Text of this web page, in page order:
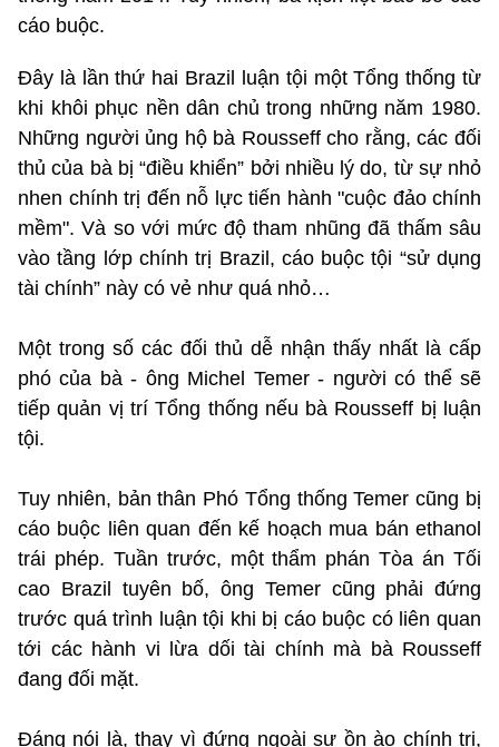
cáo buộc.
Đây là lần thứ hai Brazil luận tội một Tổng thống từ
khi khôi phục nền dân chủ trong những năm 1980.
Những người ủng hộ bà Rousseff cho rằng, các đối
thủ của bà bị “điều khiển” bởi nhiều lý do, từ sự nhỏ
nhen chính trị đến nỗ lực tiến hành "cuộc đảo chính
mềm". Và so với mức độ tham nhũng đã thấm sâu
vào tầng lớp chính trị Brazil, cáo buộc tội “sử dụng
tài chính” này có vẻ như quá nhỏ…
Một trong số các đối thủ dễ nhận thấy nhất là cấp
phó của bà - ông Michel Temer - người có thể sẽ
tiếp quản vị trí Tổng thống nếu bà Rousseff bị luận
tội.
Tuy nhiên, bản thân Phó Tổng thống Temer cũng bị
cáo buộc liên quan đến kế hoạch mua bán ethanol
trái phép. Tuần trước, một thẩm phán Tòa án Tối
cao Brazil tuyên bố, ông Temer cũng phải đứng
trước quá trình luận tội khi bị cáo buộc có liên quan
tới các hành vi lừa dối tài chính mà bà Rousseff
đang đối mặt.
Đáng nói là, thay vì đứng ngoài sự ồn ào chính trị,